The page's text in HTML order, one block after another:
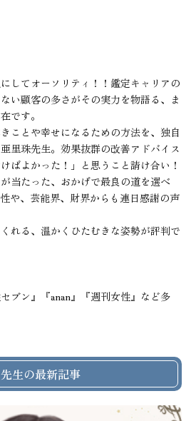
してオーソリティ！！鑑定キャリアの
い顧客の多さがその実力を物語る、ま
です。
ことや幸せになるための方法を、独自
里珠先生。効果抜群の改善アドバイス
ばよかった！」と思うこと請け合い！
当たった、おかげで最良の道を選べ
や、芸能界、財界からも連日感謝の声
れる、温かくひたむきな姿勢が評判で
ブン』『anan』『週刊女性』など多
生の最新記事